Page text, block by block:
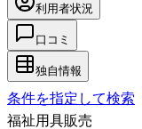
利用者状況
口コミ
独自情報
条件を指定して検索
福祉用具販売